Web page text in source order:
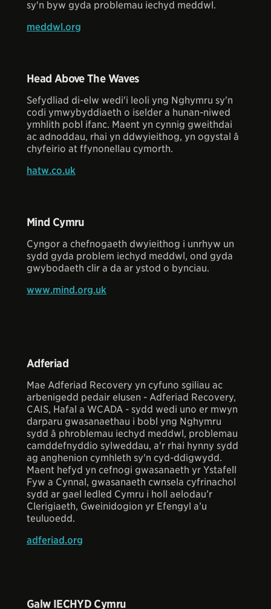
sy'n byw gyda problemau iechyd meddwl.
meddwl.org
Head Above The Waves
Sefydliad di-elw wedi'i leoli yng Nghymru sy'n
codi ymwybyddiaeth o iselder a hunan-niwed
ymhlith pobl ifanc. Maent yn cynnig gweithdai
ac adnoddau, rhai yn ddwyieithog, yn ogystal â
chyfeirio at ffynonellau cymorth.
hatw.co.uk
Mind Cymru
Cyngor a chefnogaeth dwyieithog i unrhyw un
sydd gyda problem iechyd meddwl, ond gyda
gwybodaeth clir a da ar ystod o bynciau.
www.mind.org.uk
Adferiad
Mae Adferiad Recovery yn cyfuno sgiliau ac
arbenigedd pedair elusen - Adferiad Recovery,
CAIS, Hafal a WCADA - sydd wedi uno er mwyn
darparu gwasanaethau i bobl yng Nghymru
sydd â phroblemau iechyd meddwl, problemau
camddefnyddio sylweddau, a'r rhai hynny sydd
ag anghenion cymhleth sy'n cyd-ddigwydd.
Maent hefyd yn cefnogi gwasanaeth yr Ystafell
Fyw a Cynnal, gwasanaeth cwnsela cyfrinachol
sydd ar gael ledled Cymru i holl aelodau’r
Clerigiaeth, Gweinidogion yr Efengyl a’u
teuluoedd.
adferiad.org
Galw IECHYD Cymru